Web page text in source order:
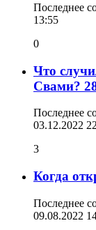
Последнее
13:55
0
Что
Свами?
Последнее
03.12.2022
3
Когда
Последнее
09.08.2022